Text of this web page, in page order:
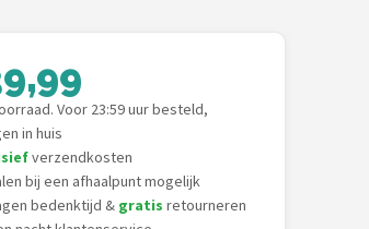
Voor 23:59 uur besteld,
in huis
verzendkosten
bij een afhaalpunt mogelijk
bedenktijd & gratis retourneren